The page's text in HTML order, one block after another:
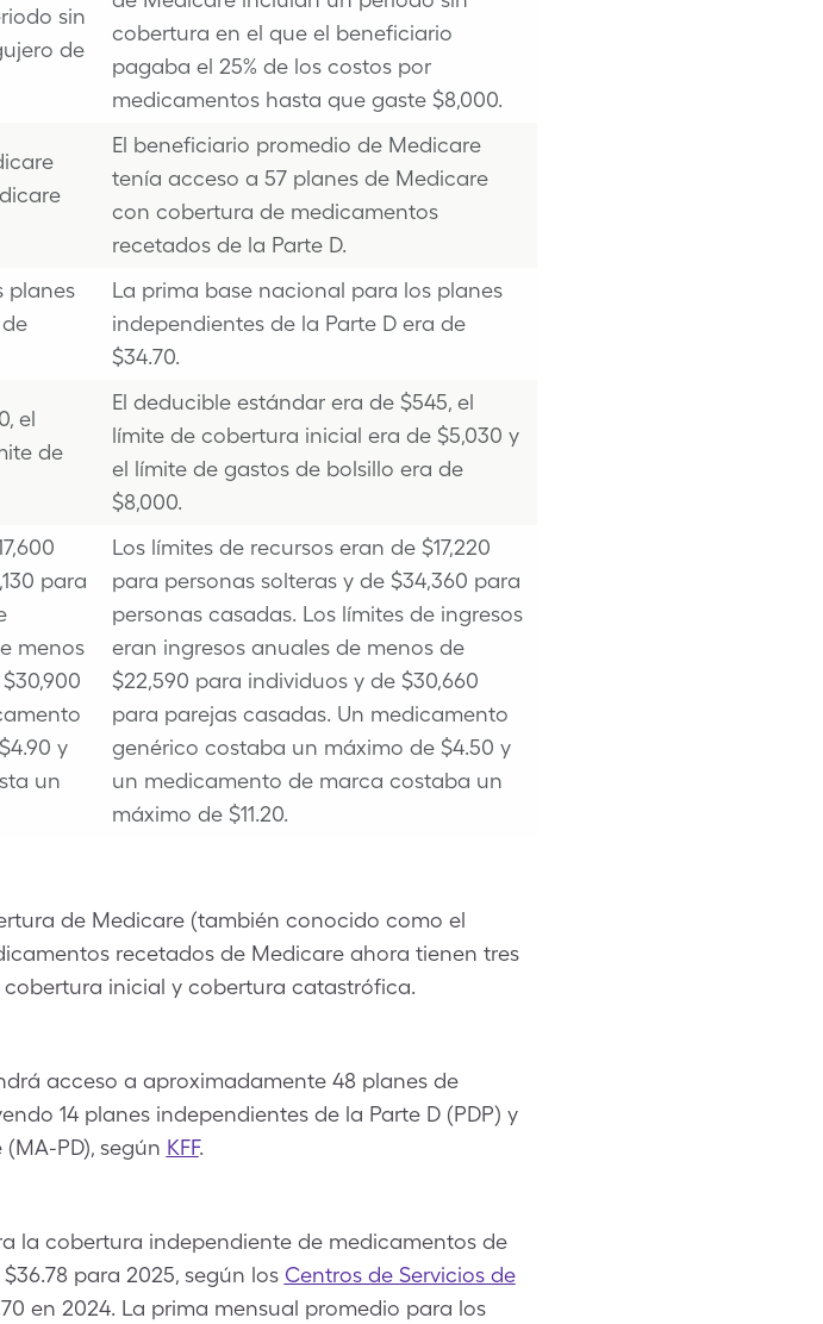
sin
de
cobertura en el que el beneficiario
pagaba el 25% de los costos por
medicamentos hasta que gaste $8,000.
El beneficiario promedio de Medicare
tenía acceso a 57 planes de Medicare
con cobertura de medicamentos
recetados de la Parte D.
planes
La prima base nacional para los planes
independientes de la Parte D era de
$34.70.
el
de
El deducible estándar era de $545, el
límite de cobertura inicial era de $5,030 y
el límite de gastos de bolsillo era de
$8,000.
para
menos
y
un
Los límites de recursos eran de $17,220
para personas solteras y de $34,360 para
personas casadas. Los límites de ingresos
eran ingresos anuales de menos de
$22,590 para individuos y de $30,660
para parejas casadas. Un medicamento
genérico costaba un máximo de $4.50 y
un medicamento de marca costaba un
máximo de $11.20.
de Medicare (también conocido como el
recetados de Medicare ahora tienen tres
inicial y cobertura catastrófica.
acceso a aproximadamente 48 planes de
14 planes independientes de la Parte D (PDP) y
PD), según KFF.
la cobertura independiente de medicamentos de
para 2025, según los Centros de Servicios de
en 2024. La prima mensual promedio para los